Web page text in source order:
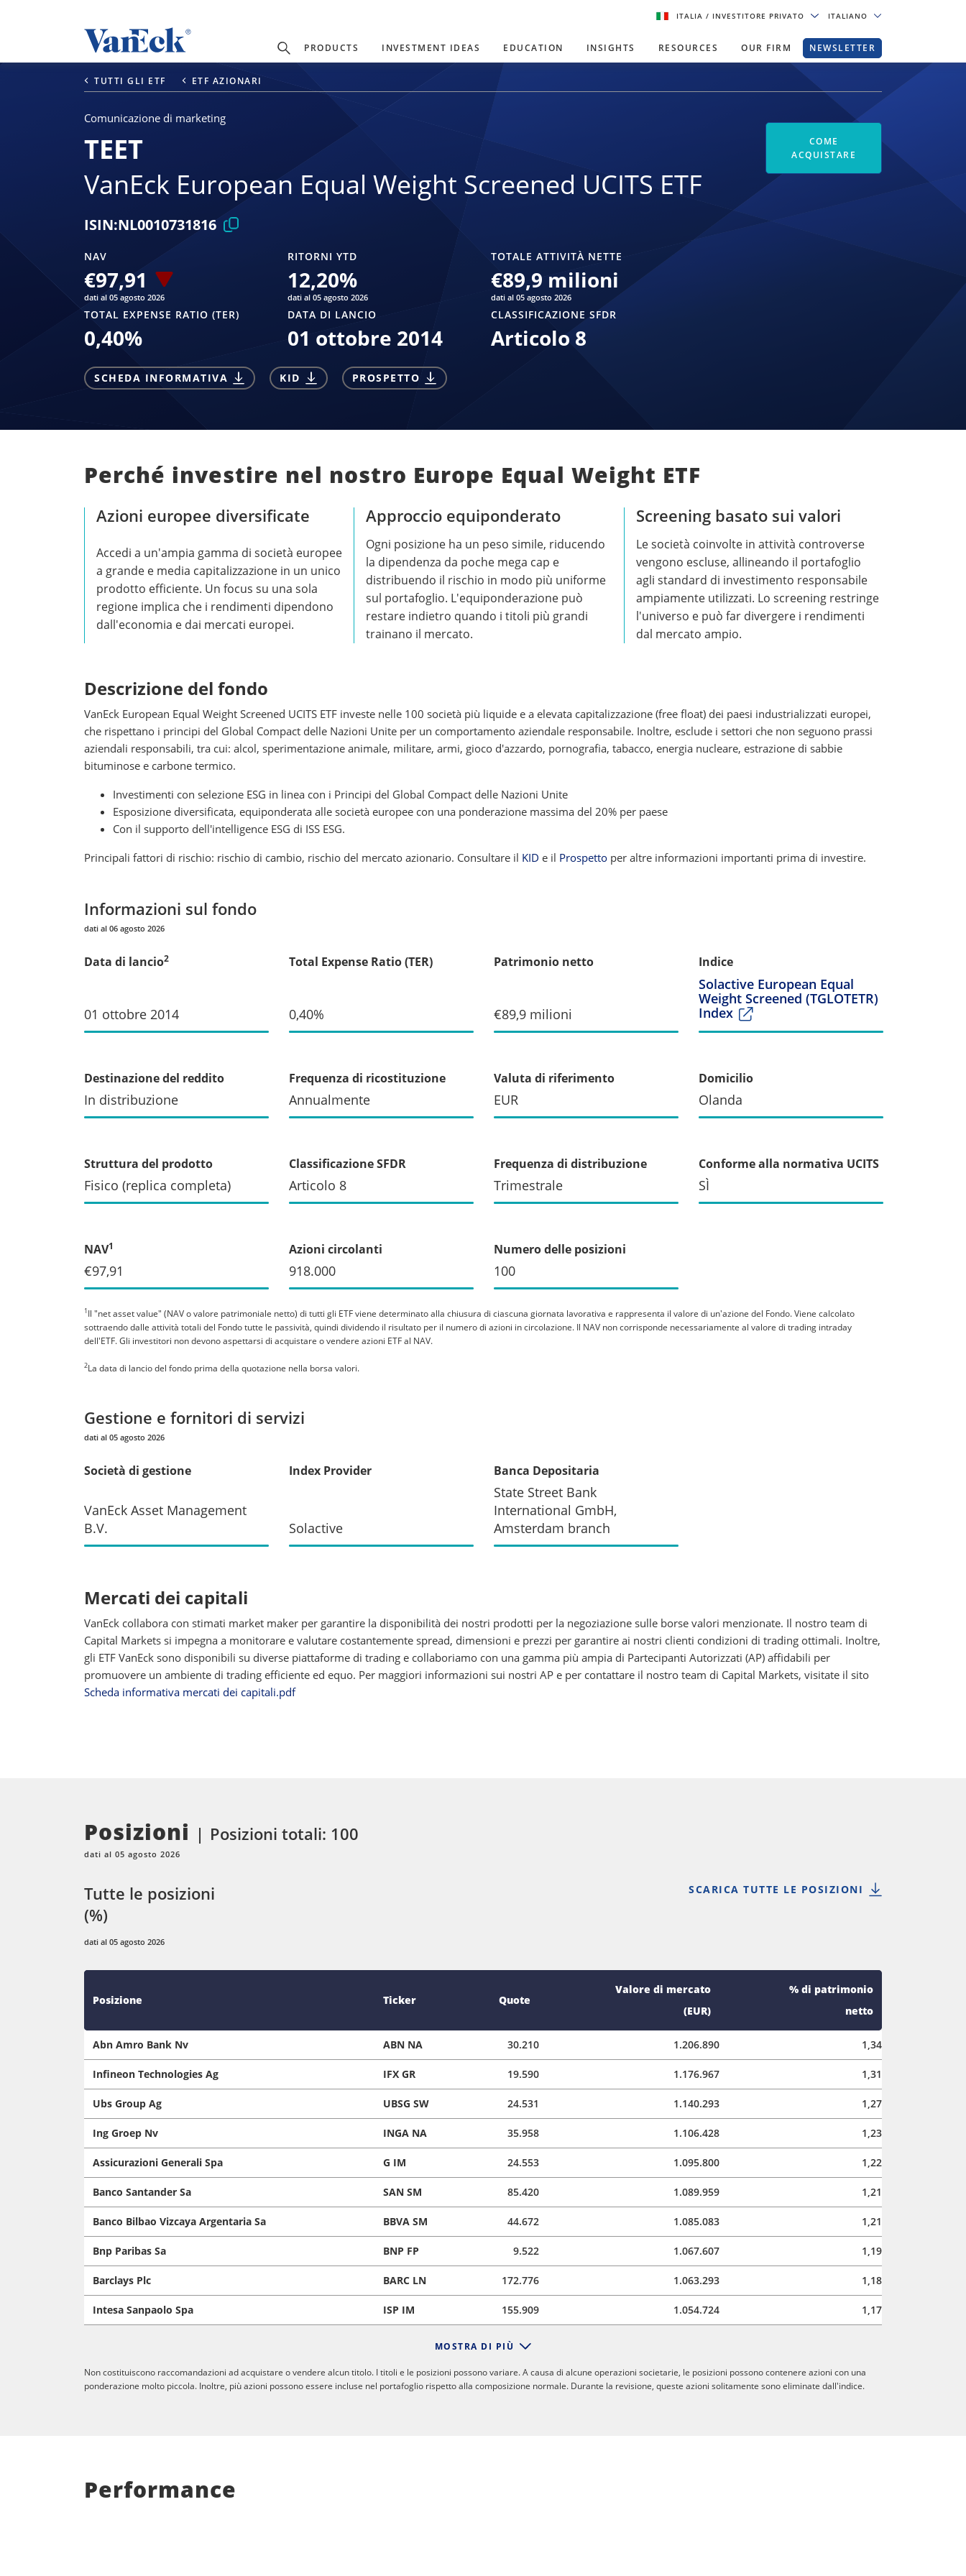
ITALIA/ INVESTITORE PRIVATO ITALIANO
PRODUCTS INVESTMENT IDEAS EDUCATION INSIGHTS RESOURCES OUR FIRM NEWSLETTER
TUTTI GLI ETF ETF AZIONARI
Comunicazione di marketing
TEET
VanEck European Equal Weight Screened UCITS ETF
ISIN:NL0010731816
NAV
€97,91
dati al 05 agosto 2026
RITORNI YTD
12,20%
dati al 05 agosto 2026
TOTALE ATTIVITÀ NETTE
€89,9 milioni
dati al 05 agosto 2026
TOTAL EXPENSE RATIO (TER)
0,40%
DATA DI LANCIO
01 ottobre 2014
CLASSIFICAZIONE SFDR
Articolo 8
SCHEDA INFORMATIVA KID PROSPETTO
COME
ACQUISTARE
Perché investire nel nostro Europe Equal Weight ETF
Azioni europee diversificate
Accedi a un'ampia gamma di società europee
a grande e media capitalizzazione in un unico
prodotto efficiente. Un focus su una sola
regione implica che i rendimenti dipendono
dall'economia e dai mercati europei.
Approccio equiponderato
Ogni posizione ha un peso simile, riducendo
la dipendenza da poche mega cap e
distribuendo il rischio in modo più uniforme
sul portafoglio. L'equiponderazione può
restare indietro quando i titoli più grandi
trainano il mercato.
Screening basato sui valori
Le società coinvolte in attività controverse
vengono escluse, allineando il portafoglio
agli standard di investimento responsabile
ampiamente utilizzati. Lo screening restringe
l'universo e può far divergere i rendimenti
dal mercato ampio.
Descrizione del fondo
VanEck European Equal Weight Screened UCITS ETF investe nelle 100 società più liquide e a elevata capitalizzazione (free float) dei paesi industrializzati europei,
che rispettano i principi del Global Compact delle Nazioni Unite per un comportamento aziendale responsabile. Inoltre, esclude i settori che non seguono prassi
aziendali responsabili, tra cui: alcol, sperimentazione animale, militare, armi, gioco d'azzardo, pornografia, tabacco, energia nucleare, estrazione di sabbie
bituminose e carbone termico.
Investimenti con selezione ESG in linea con i Principi del Global Compact delle Nazioni Unite
Esposizione diversificata, equiponderata alle società europee con una ponderazione massima del 20% per paese
Con il supporto dell'intelligence ESG di ISS ESG.
Principali fattori di rischio: rischio di cambio, rischio del mercato azionario. Consultare il KID e il Prospetto per altre informazioni importanti prima di investire.
Informazioni sul fondo
dati al 06 agosto 2026
Data di lancio2
01 ottobre 2014
Total Expense Ratio (TER)
0,40%
Patrimonio netto
€89,9 milioni
Indice
Solactive European Equal
Weight Screened (TGLOTETR)
Index
Destinazione del reddito
In distribuzione
Frequenza di ricostituzione
Annualmente
Valuta di riferimento
EUR
Domicilio
Olanda
Struttura del prodotto
Fisico (replica completa)
Classificazione SFDR
Articolo 8
Frequenza di distribuzione
Trimestrale
Conforme alla normativa UCITS
SÌ
NAV1
€97,91
Azioni circolanti
918.000
Numero delle posizioni
100
1Il "net asset value" (NAV o valore patrimoniale netto) di tutti gli ETF viene determinato alla chiusura di ciascuna giornata lavorativa e rappresenta il valore di un'azione del Fondo. Viene calcolato
sottraendo dalle attività totali del Fondo tutte le passività, quindi dividendo il risultato per il numero di azioni in circolazione. Il NAV non corrisponde necessariamente al valore di trading intraday
dell'ETF. Gli investitori non devono aspettarsi di acquistare o vendere azioni ETF al NAV.
2La data di lancio del fondo prima della quotazione nella borsa valori.
Gestione e fornitori di servizi
dati al 05 agosto 2026
Società di gestione
VanEck Asset Management
B.V.
Index Provider
Solactive
Banca Depositaria
State Street Bank
International GmbH,
Amsterdam branch
Mercati dei capitali
VanEck collabora con stimati market maker per garantire la disponibilità dei nostri prodotti per la negoziazione sulle borse valori menzionate. Il nostro team di
Capital Markets si impegna a monitorare e valutare costantemente spread, dimensioni e prezzi per garantire ai nostri clienti condizioni di trading ottimali. Inoltre,
gli ETF VanEck sono disponibili su diverse piattaforme di trading e collaboriamo con una gamma più ampia di Partecipanti Autorizzati (AP) affidabili per
promuovere un ambiente di trading efficiente ed equo. Per maggiori informazioni sui nostri AP e per contattare il nostro team di Capital Markets, visitate il sito
Scheda informativa mercati dei capitali.pdf
Posizioni
dati al 05 agosto 2026
Posizioni totali: 100
Tutte le posizioni
(%)
dati al 05 agosto 2026
SCARICA TUTTE LE POSIZIONI
Posizione Ticker Quote
Valore di mercato
(EUR)
% di patrimonio
netto
Abn Amro Bank Nv ABN NA 30.210 1.206.890 1,34
Infineon Technologies Ag IFX GR 19.590 1.176.967 1,31
Ubs Group Ag UBSG SW 24.531 1.140.293 1,27
Ing Groep Nv INGA NA 35.958 1.106.428 1,23
Assicurazioni Generali Spa G IM 24.553 1.095.800 1,22
Banco Santander Sa SAN SM 85.420 1.089.959 1,21
Banco Bilbao Vizcaya Argentaria Sa BBVA SM 44.672 1.085.083 1,21
Bnp Paribas Sa BNP FP 9.522 1.067.607 1,19
Barclays Plc BARC LN 172.776 1.063.293 1,18
Intesa Sanpaolo Spa ISP IM 155.909 1.054.724 1,17
MOSTRA DI PIÙ
Non costituiscono raccomandazioni ad acquistare o vendere alcun titolo. I titoli e le posizioni possono variare. A causa di alcune operazioni societarie, le posizioni possono contenere azioni con una
ponderazione molto piccola. Inoltre, più azioni possono essere incluse nel portafoglio rispetto alla composizione normale. Durante la revisione, queste azioni solitamente sono eliminate dall'indice.
Performance